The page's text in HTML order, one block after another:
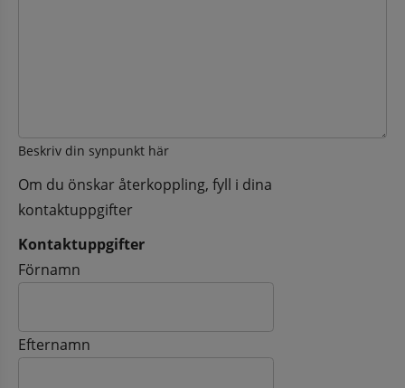
Beskriv din synpunkt här
Om du önskar återkoppling, fyll i dina
kontaktuppgifter
Kontaktuppgifter
Kontaktuppgifter
Förnamn
Efternamn